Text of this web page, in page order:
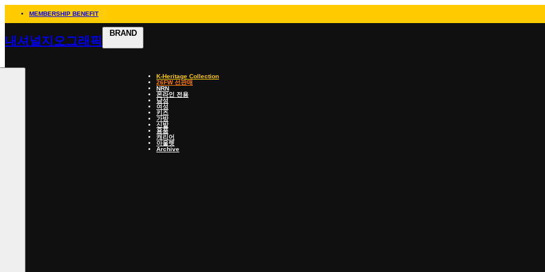
MEMBERSHIP BENEFIT
내셔널지오그래픽
BRAND
K-Heritage Collection
26FW 선판매
NRN
온라인 전용
남성
여성
키즈
가방
신발
용품
캐리어
아울렛
Archive